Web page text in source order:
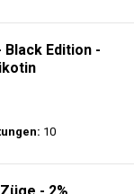
Black Edition -
10